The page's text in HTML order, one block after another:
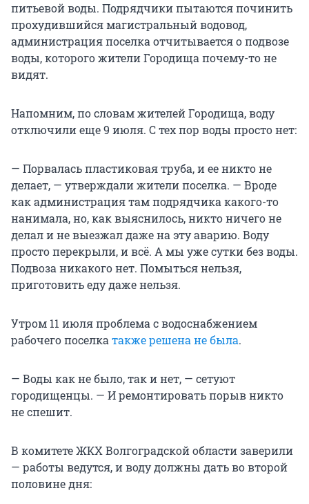
питьевой воды. Подрядчики пытаются починить
прохудившийся магистральный водовод,
администрация поселка отчитывается о подвозе
воды, которого жители Городища почему-то не
видят.
Напомним, по словам жителей Городища, воду
отключили еще 9 июля. С тех пор воды просто нет:
— Порвалась пластиковая труба, и ее никто не
делает, — утверждали жители поселка. — Вроде
как администрация там подрядчика какого-то
нанимала, но, как выяснилось, никто ничего не
делал и не выезжал даже на эту аварию. Воду
просто перекрыли, и всё. А мы уже сутки без воды.
Подвоза никакого нет. Помыться нельзя,
приготовить еду даже нельзя.
Утром 11 июля проблема с водоснабжением
рабочего поселка также решена не была.
— Воды как не было, так и нет, — сетуют
городищенцы. — И ремонтировать порыв никто
не спешит.
В комитете ЖКХ Волгоградской области заверили
— работы ведутся, и воду должны дать во второй
половине дня: